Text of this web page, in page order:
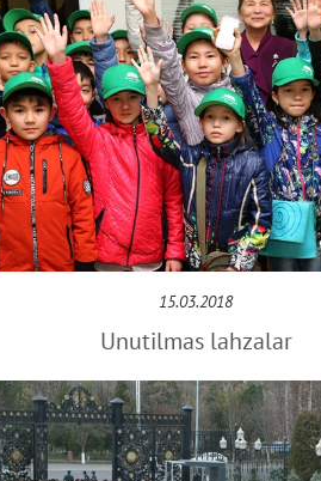
15.03.2018
Unutilmas lahzalar